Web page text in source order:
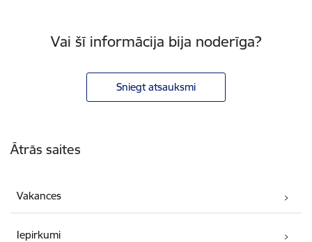
Vai šī informācija bija noderīga?
Sniegt atsauksmi
Ātrās saites
Vakances
Iepirkumi